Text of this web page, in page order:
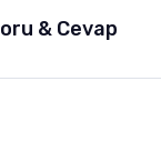
& Cevap